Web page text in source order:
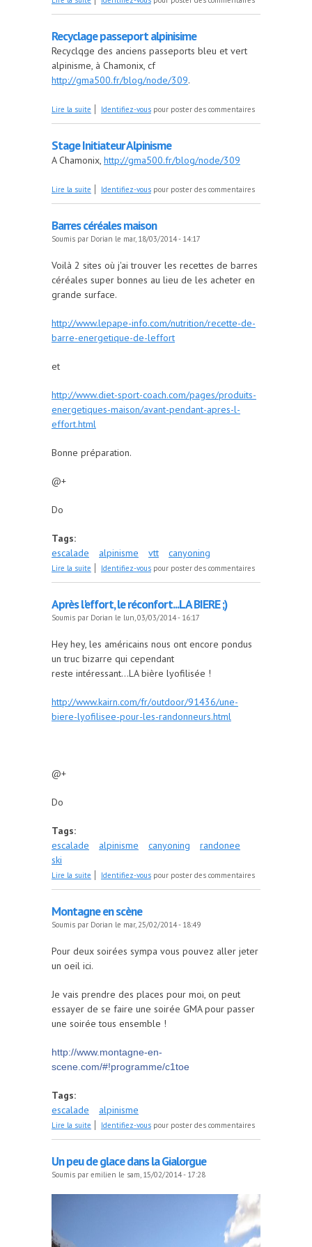
Recyclage passeport alpinisime
Recyclqge des anciens passeports bleu et vert
alpinisme, à Chamonix, cf
http://gma500.fr/blog/node/309.
Lire la suite de Recyclage passeport alpinisime
Identifiez-vous pour poster des commentaires
Stage Initiateur Alpinisme
A Chamonix, http://gma500.fr/blog/node/309
Lire la suite de Stage Initiateur Alpinisme
Identifiez-vous pour poster des commentaires
Barres céréales maison
Soumis par Dorian le mar, 18/03/2014 - 14:17
Voilà 2 sites où j'ai trouver les recettes de barres
céréales super bonnes au lieu de les acheter en
grande surface.
http://www.lepape-info.com/nutrition/recette-de-
barre-energetique-de-leffort
et
http://www.diet-sport-coach.com/pages/produits-
energetiques-maison/avant-pendant-apres-l-
effort.html
Bonne préparation.
@+
Do
Tags:
escalade
alpinisme vtt canyoning
Lire la suite de Barres céréales maison
Identifiez-vous pour poster des commentaires
Après l'effort, le réconfort...LA BIERE ;)
Soumis par Dorian le lun, 03/03/2014 - 16:17
Hey hey, les américains nous ont encore pondus
un truc bizarre qui cependant
reste intéressant...LA bière lyofilisée !
http://www.kairn.com/fr/outdoor/91436/une-
biere-lyofilisee-pour-les-randonneurs.html
@+
Do
Tags:
escalade
alpinisme canyoning
randonee
ski
Lire la suite de Après l'effort, le réconfort...LA BIERE ;)
Identifiez-vous pour poster des commentaires
Montagne en scène
Soumis par Dorian le mar, 25/02/2014 - 18:49
Pour deux soirées sympa vous pouvez aller jeter
un oeil ici.
Je vais prendre des places pour moi, on peut
essayer de se faire une soirée GMA pour passer
une soirée tous ensemble !
http://www.montagne-en-
scene.com/#!programme/c1toe
Tags:
escalade
alpinisme
Lire la suite de Montagne en scène
Identifiez-vous pour poster des commentaires
Un peu de glace dans la Gialorgue
Soumis par emilien le sam, 15/02/2014 - 17:28